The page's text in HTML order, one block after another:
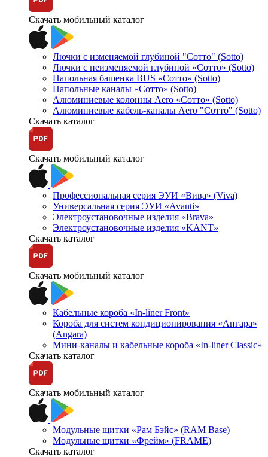
Скачать мобильный каталог
Лючки с изменяемой глубиной "Сотто" (Sotto)
Лючки с неизменяемой глубиной «Сотто» (Sotto)
Напольная башенка BUS «Сотто» (Sotto)
Напольные каналы «Сотто» (Sotto)
Алюминиевые колонны Aero «Сотто» (Sotto)
Алюминиевые кабель-каналы Aero "Сотто" (Sotto)
Скачать каталог
Скачать мобильный каталог
Профессиональная серия ЭУИ «Вива» (Viva)
Универсальная серия ЭУИ «Avanti»
Электроустановочные изделия «Brava»
Электроустановочные изделия «KANT»
Скачать каталог
Скачать мобильный каталог
Кабельные короба «In-liner Front»
Короба для систем кондиционирования «Ангара»
(Angara)
Мини-каналы и кабельные короба «In-liner Classic»
Скачать каталог
Скачать мобильный каталог
Модульные щитки «Рам Бэйс» (RAM Base)
Модульные щитки «Фрейм» (FRAME)
Скачать каталог